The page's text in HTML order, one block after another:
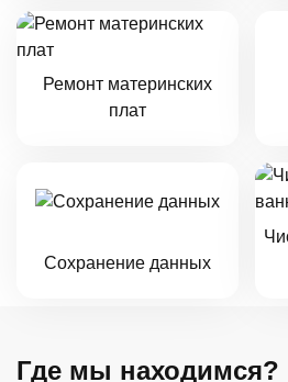
Ремонт материнских
плат
Сохранение данных
Где мы находимся?